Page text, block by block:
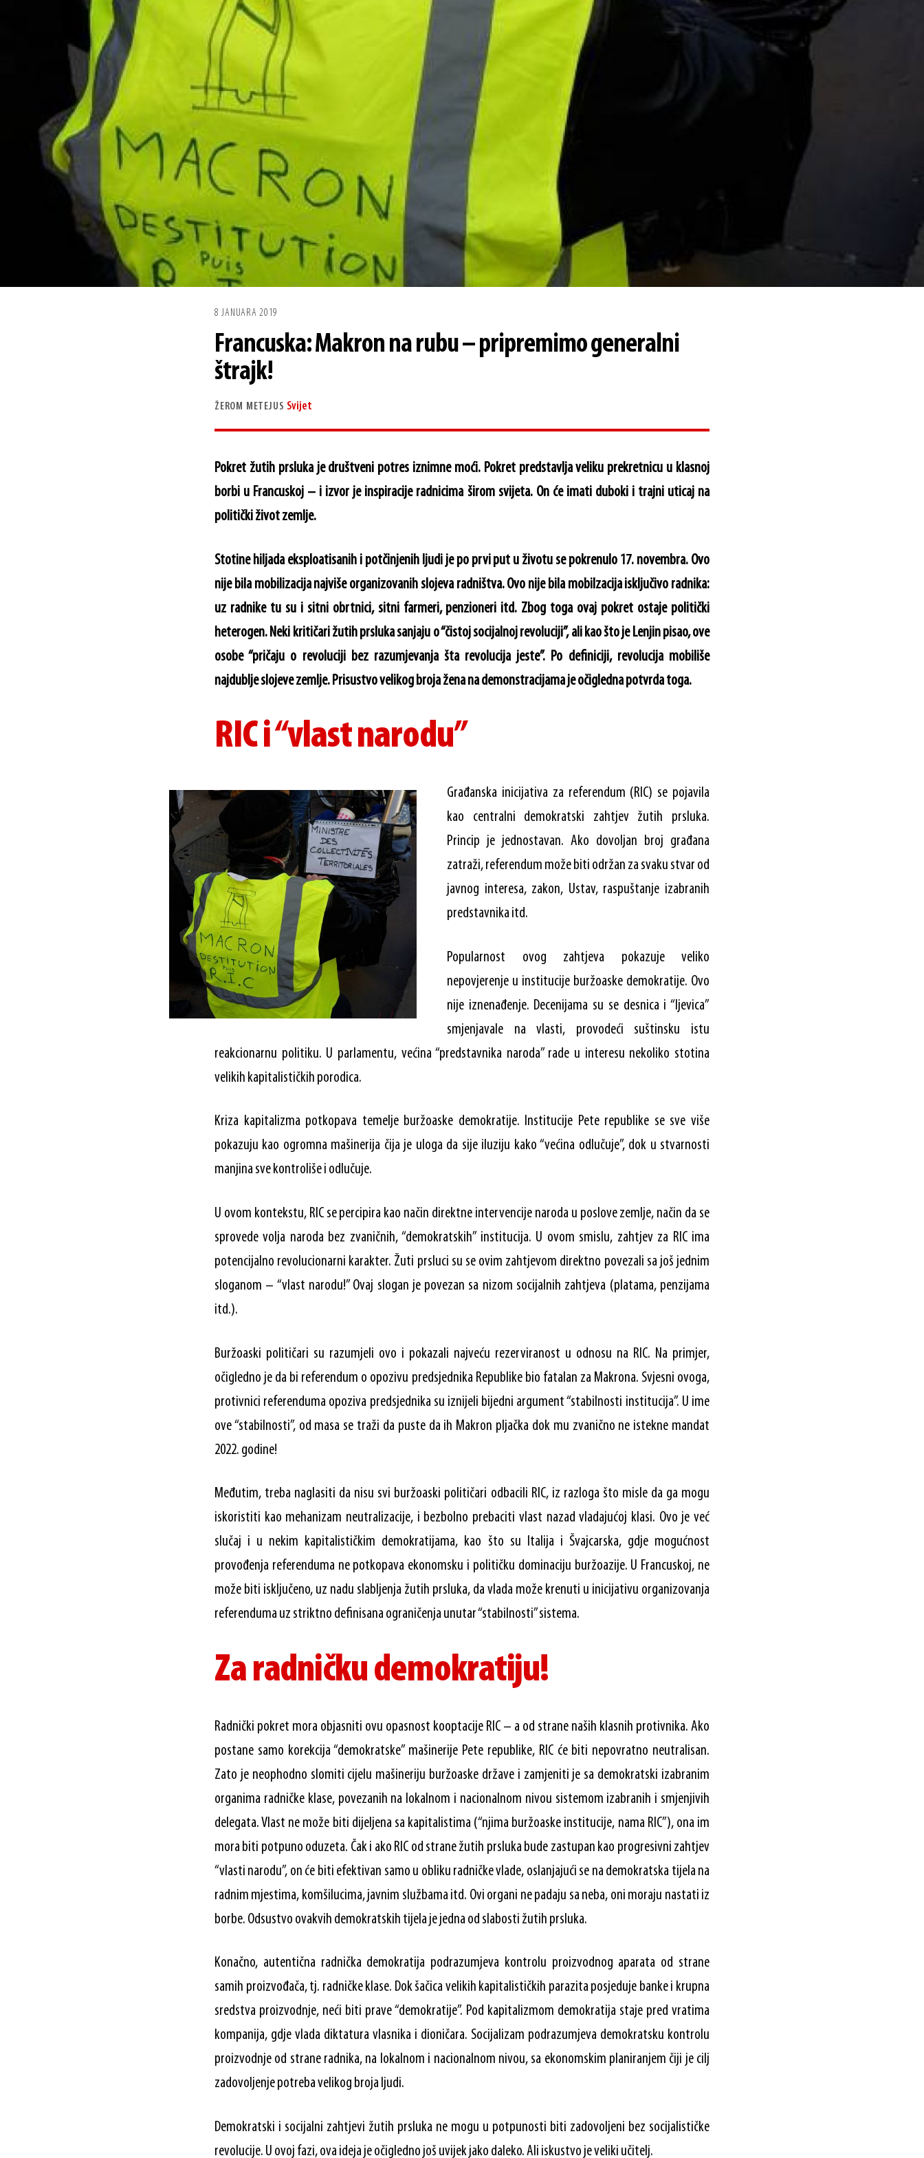
8 JANUARA 2019
Francuska: Makron na rubu – pripremimo generalni
štrajk!
ŽEROM METEJUS Svijet
Pokret žutih prsluka je društveni potres iznimne moći. Pokret predstavlja veliku prekretnicu u klasnoj
borbi u Francuskoj – i izvor je inspiracije radnicima širom svijeta. On će imati duboki i trajni uticaj na
politički život zemlje.
Stotine hiljada eksploatisanih i potčinjenih ljudi je po prvi put u životu se pokrenulo 17. novembra. Ovo
nije bila mobilizacija najviše organizovanih slojeva radništva. Ovo nije bila mobilzacija isključivo radnika:
uz radnike tu su i sitni obrtnici, sitni farmeri, penzioneri itd. Zbog toga ovaj pokret ostaje politički
heterogen. Neki kritičari žutih prsluka sanjaju o “čistoj socijalnoj revoluciji”, ali kao što je Lenjin pisao, ove
osobe “pričaju o revoluciji bez razumjevanja šta revolucija jeste”. Po definiciji, revolucija mobiliše
najdublje slojeve zemlje. Prisustvo velikog broja žena na demonstracijama je očigledna potvrda toga.
RIC i “vlast narodu”
Građanska inicijativa za referendum (RIC) se pojavila
kao centralni demokratski zahtjev žutih prsluka.
Princip je jednostavan. Ako dovoljan broj građana
zatraži, referendum može biti održan za svaku stvar od
javnog interesa, zakon, Ustav, raspuštanje izabranih
predstavnika itd.
Popularnost ovog zahtjeva pokazuje veliko
nepovjerenje u institucije buržoaske demokratije. Ovo
nije iznenađenje. Decenijama su se desnica i “ljevica”
smjenjavale na vlasti, provodeći suštinsku istu
reakcionarnu politiku. U parlamentu, većina “predstavnika naroda” rade u interesu nekoliko stotina
velikih kapitalističkih porodica.
Kriza kapitalizma potkopava temelje buržoaske demokratije. Institucije Pete republike se sve više
pokazuju kao ogromna mašinerija čija je uloga da sije iluziju kako “većina odlučuje”, dok u stvarnosti
manjina sve kontroliše i odlučuje.
U ovom kontekstu, RIC se percipira kao način direktne intervencije naroda u poslove zemlje, način da se
sprovede volja naroda bez zvaničnih, “demokratskih” institucija. U ovom smislu, zahtjev za RIC ima
potencijalno revolucionarni karakter. Žuti prsluci su se ovim zahtjevom direktno povezali sa još jednim
sloganom – “vlast narodu!” Ovaj slogan je povezan sa nizom socijalnih zahtjeva (platama, penzijama
itd.).
Buržoaski političari su razumjeli ovo i pokazali najveću rezerviranost u odnosu na RIC. Na primjer,
očigledno je da bi referendum o opozivu predsjednika Republike bio fatalan za Makrona. Svjesni ovoga,
protivnici referenduma opoziva predsjednika su iznijeli bijedni argument “stabilnosti institucija”. U ime
ove “stabilnosti”, od masa se traži da puste da ih Makron pljačka dok mu zvanično ne istekne mandat
2022. godine!
Međutim, treba naglasiti da nisu svi buržoaski političari odbacili RIC, iz razloga što misle da ga mogu
iskoristiti kao mehanizam neutralizacije, i bezbolno prebaciti vlast nazad vladajućoj klasi. Ovo je već
slučaj i u nekim kapitalističkim demokratijama, kao što su Italija i Švajcarska, gdje mogućnost
provođenja referenduma ne potkopava ekonomsku i političku dominaciju buržoazije. U Francuskoj, ne
može biti isključeno, uz nadu slabljenja žutih prsluka, da vlada može krenuti u inicijativu organizovanja
referenduma uz striktno definisana ograničenja unutar “stabilnosti” sistema.
Za radničku demokratiju!
Radnički pokret mora objasniti ovu opasnost kooptacije RIC – a od strane naših klasnih protivnika. Ako
postane samo korekcija “demokratske” mašinerije Pete republike, RIC će biti nepovratno neutralisan.
Zato je neophodno slomiti cijelu mašineriju buržoaske države i zamjeniti je sa demokratski izabranim
organima radničke klase, povezanih na lokalnom i nacionalnom nivou sistemom izabranih i smjenjivih
delegata. Vlast ne može biti dijeljena sa kapitalistima (“njima buržoaske institucije, nama RIC”), ona im
mora biti potpuno oduzeta. Čak i ako RIC od strane žutih prsluka bude zastupan kao progresivni zahtjev
“vlasti narodu”, on će biti efektivan samo u obliku radničke vlade, oslanjajući se na demokratska tijela na
radnim mjestima, komšilucima, javnim službama itd. Ovi organi ne padaju sa neba, oni moraju nastati iz
borbe. Odsustvo ovakvih demokratskih tijela je jedna od slabosti žutih prsluka.
Konačno, autentična radnička demokratija podrazumjeva kontrolu proizvodnog aparata od strane
samih proizvođača, tj. radničke klase. Dok šačica velikih kapitalističkih parazita posjeduje banke i krupna
sredstva proizvodnje, neći biti prave “demokratije”. Pod kapitalizmom demokratija staje pred vratima
kompanija, gdje vlada diktatura vlasnika i dioničara. Socijalizam podrazumjeva demokratsku kontrolu
proizvodnje od strane radnika, na lokalnom i nacionalnom nivou, sa ekonomskim planiranjem čiji je cilj
zadovoljenje potreba velikog broja ljudi.
Demokratski i socijalni zahtjevi žutih prsluka ne mogu u potpunosti biti zadovoljeni bez socijalističke
revolucije. U ovoj fazi, ova ideja je očigledno još uvijek jako daleko. Ali iskustvo je veliki učitelj.